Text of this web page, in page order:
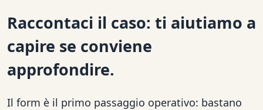
Raccontaci il caso: ti aiutiamo a
capire se conviene
approfondire.
Il form è il primo passaggio operativo: bastano